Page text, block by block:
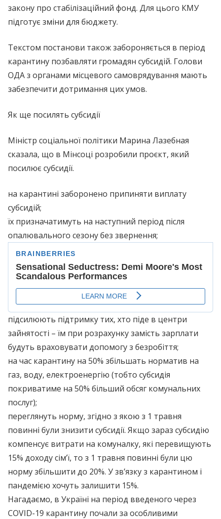
закону про стабілізаційний фонд. Для цього КМУ
підготує зміни для бюджету.
Текстом постанови також забороняється в період
карантину позбавляти громадян субсидій. Голови
ОДА з органами місцевого самоврядування мають
забезпечити дотримання цих умов.
Як ще посилять субсидії
Міністр соціальної політики Марина Лазебная
сказала, що в Мінсоці розробили проєкт, який
посилює субсидії.
на карантині заборонено припиняти виплату
субсидій;
їх призначатимуть на наступний період після
опалювального сезону без звернення;
підсилюють підтримку тих, хто піде в центри
зайнятості – їм при розрахунку замість зарплати
будуть враховувати допомогу з безробіття;
на час карантину на 50% збільшать норматив на
газ, воду, електроенергію (тобто субсидія
покриватиме на 50% більший обсяг комунальних
послуг);
переглянуть норму, згідно з якою з 1 травня
повинні були знизити субсидії. Якщо зараз субсидію
компенсує витрати на комуналку, які перевищують
15% доходу сім’ї, то з 1 травня повинні були цю
норму збільшити до 20%. У зв’язку з карантином і
пандемією хочуть залишити 15%.
Нагадаємо, в Україні на період введеного через
COVID-19 карантину почали за особливими